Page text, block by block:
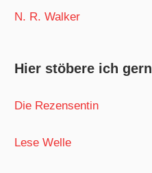
N. R. Walker
Hier stöbere ich gern
Die Rezensentin
Lese Welle